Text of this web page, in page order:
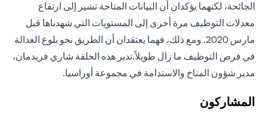
الجائحة، لكنهما يؤكدان أن البيانات المتاحة تشير إلى ارتفاع
معدلات التوظيف مرة أخرى إلى المستويات التي شهدناها قبل
مارس 2020. ومع ذلك، فهما يعتقدان أن الطريق نحو بلوغ العدالة
في فرص التوظيف ما زال طويلاً.تدير هذه الحلقة شاري فريدمان،
مدير شؤون المناخ والاستدامة في مجموعة أوراسيا.
المشاركون